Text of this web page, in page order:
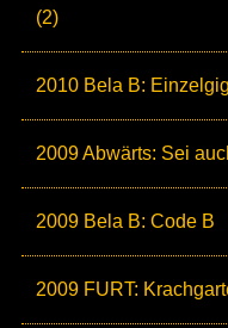
(2)
2010 Bela B:
2009 Abwärts: Sei
2009 Bela B: Code B
2009 FURT: